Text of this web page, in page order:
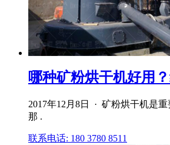
哪种矿粉烘干机好用
2017年12月8日 · 矿粉烘干机是
那 .
联系电话: 180 3780 8511